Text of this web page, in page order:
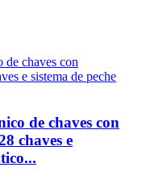
de chaves con
chaves e